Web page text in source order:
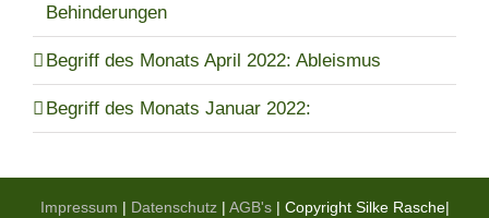
Behinderungen
Begriff des Monats April 2022: Ableismus
Begriff des Monats Januar 2022:
Impressum | Datenschutz| AGB's| Copyright Silke Rasche|